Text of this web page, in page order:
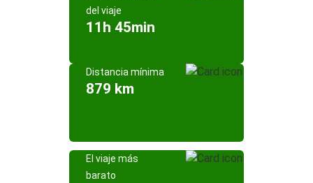
del viaje
11h 45min
Distancia mínima
879 km
El viaje más
barato